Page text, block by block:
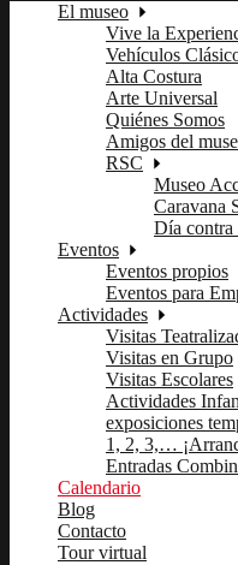
El museo
Vive la
Vehículos
Alta Costura
Arte Universal
Quiénes Somos
Amigos del
RSC
Museo
Caravana
Día contra
Eventos
Eventos propios
Eventos para
Actividades
Visitas
Visitas en Grupo
Visitas Escolares
Actividades
exposiciones
1, 2, 3,…
Entradas
Calendario
Blog
Contacto
Tour virtual